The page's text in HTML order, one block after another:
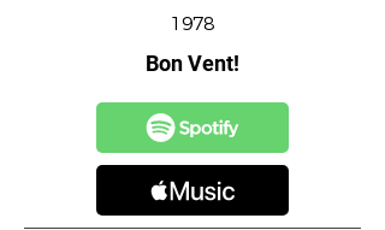
1978
Bon Vent!